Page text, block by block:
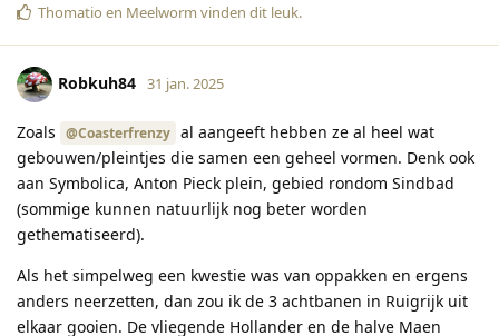
Thomatio en Meelworm vinden dit leuk.
Robkuh84 31 jan. 2025
Zoals @Coasterfrenzy al aangeeft hebben ze al heel wat
gebouwen/pleintjes die samen een geheel vormen. Denk ook
aan Symbolica, Anton Pieck plein, gebied rondom Sindbad
(sommige kunnen natuurlijk nog beter worden
gethematiseerd).
Als het simpelweg een kwestie was van oppakken en ergens
anders neerzetten, dan zou ik de 3 achtbanen in Ruigrijk uit
elkaar gooien. De vliegende Hollander en de halve Maen